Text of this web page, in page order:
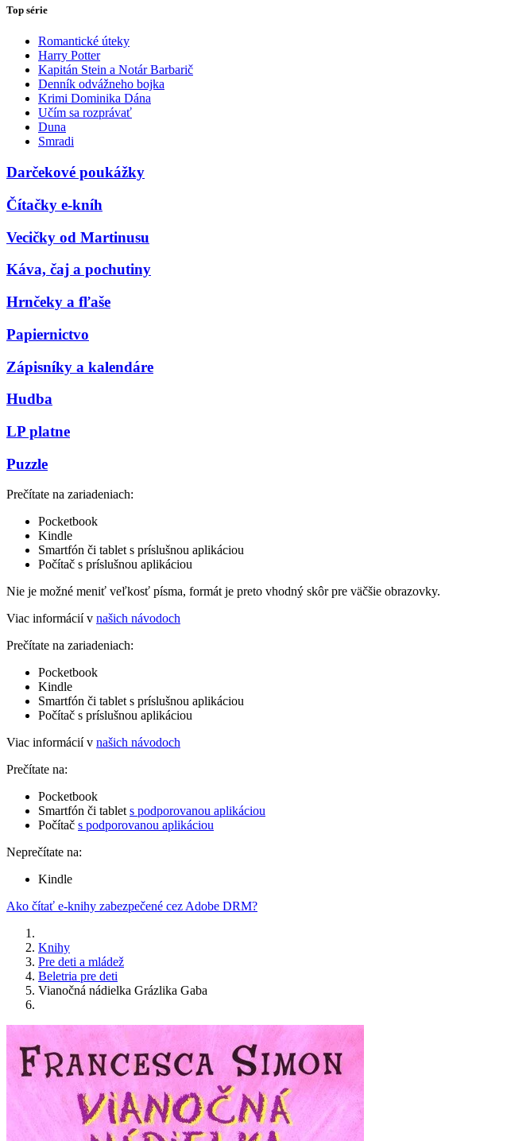
Top série
Romantické úteky
Harry Potter
Kapitán Stein a Notár Barbarič
Denník odvážneho bojka
Krimi Dominika Dána
Učím sa rozprávať
Duna
Smradi
Darčekové poukážky
Čítačky e-kníh
Vecičky od Martinusu
Káva, čaj a pochutiny
Hrnčeky a fľaše
Papiernictvo
Zápisníky a kalendáre
Hudba
LP platne
Puzzle
Prečítate na zariadeniach:
Pocketbook
Kindle
Smartfón či tablet s príslušnou aplikáciou
Počítač s príslušnou aplikáciou
Nie je možné meniť veľkosť písma, formát je preto vhodný skôr pre väčšie obrazovky.
Viac informácií v našich návodoch
Prečítate na zariadeniach:
Pocketbook
Kindle
Smartfón či tablet s príslušnou aplikáciou
Počítač s príslušnou aplikáciou
Viac informácií v našich návodoch
Prečítate na:
Pocketbook
Smartfón či tablet s podporovanou aplikáciou
Počítač s podporovanou aplikáciou
Neprečítate na:
Kindle
Ako čítať e-knihy zabezpečené cez Adobe DRM?
Knihy
Pre deti a mládež
Beletria pre deti
Vianočná nádielka Grázlika Gaba